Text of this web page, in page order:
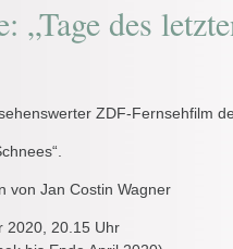
„Tage des
ZDF-Fernsehfilm
von Jan Costin Wagner
2020, 20.15 Uhr